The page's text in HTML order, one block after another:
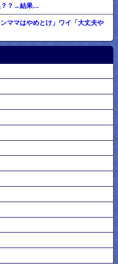
？？→結果…
ママはやめとけ」ワイ「大丈夫や